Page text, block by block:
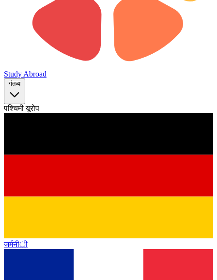
Study Abroad
गंतव्य
पश्चिमी यूरोप
जर्मनी